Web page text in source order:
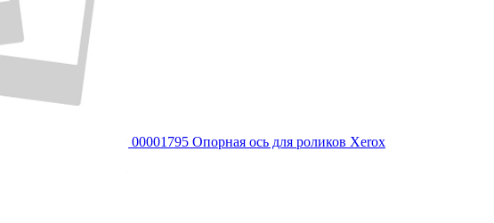
00001795 Опорная ось для роликов Xerox